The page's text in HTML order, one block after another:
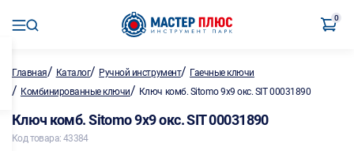
0
Главная/ Каталог/ Ручной инструмент/ Гаечные ключи
/ Комбинированные ключи/ Ключ комб. Sitomo 9х9 окс. SIT 00031890
Ключ комб. Sitomo 9х9 окс. SIT 00031890
Код товара: 43384